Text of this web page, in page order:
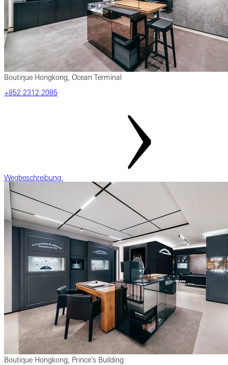
Boutique Hongkong, Ocean Terminal
‎+852‎ 2312‎ 2085
Wegbeschreibung
Boutique Hongkong, Prince's Building